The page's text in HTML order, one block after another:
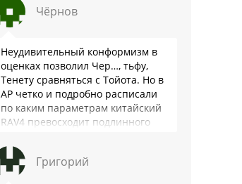
Чёрнов
Неудивительный конформизм в
оценках позволил Чер…, тьфу,
Тенету сравняться с Тойота. Но в
АР четко и подробно расписали
по каким параметрам китайский
RAV4 превосходит подлинного
подвеска едет ровно и приятно …
Григорий